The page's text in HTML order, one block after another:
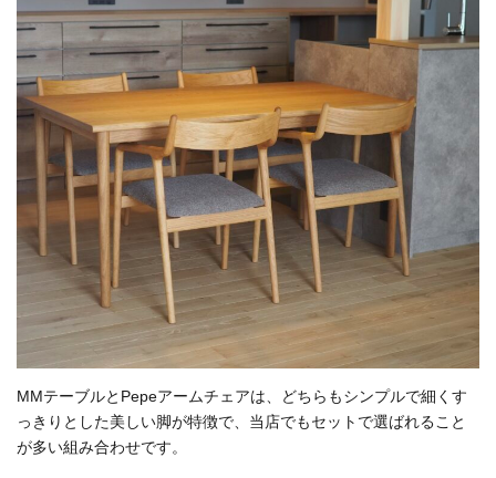
MMテーブルとPepeアームチェアは、どちらもシンプルで細くす
っきりとした美しい脚が特徴で、当店でもセットで選ばれること
が多い組み合わせです。